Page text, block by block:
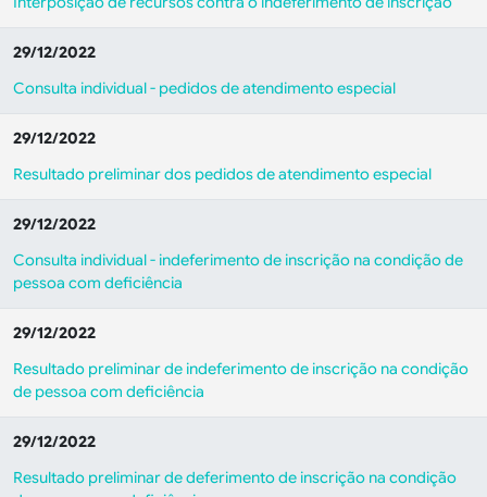
29/12/2022
Consulta individual - pedidos de atendimento especial
29/12/2022
Resultado preliminar dos pedidos de atendimento especial
29/12/2022
Consulta individual - indeferimento de inscrição na condição de
pessoa com deficiência
29/12/2022
Resultado preliminar de indeferimento de inscrição na condição
de pessoa com deficiência
29/12/2022
Resultado preliminar de deferimento de inscrição na condição